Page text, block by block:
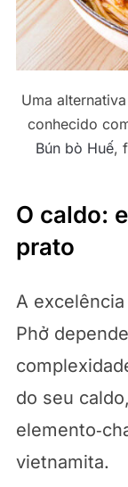
Uma
conhecido
Bún bò Huế,
O caldo:
prato
A
Phở
do seu
vietnamita.